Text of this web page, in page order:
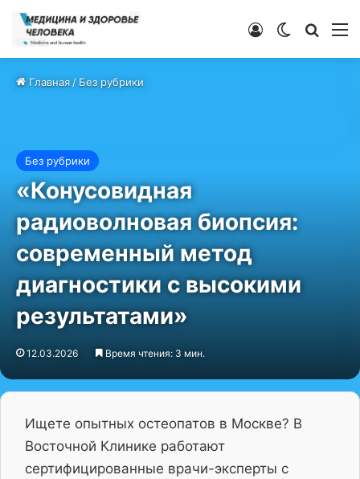
Switch skin
Войти
Главная/Без рубрики
Без рубрики
«Конусовидная
радиоволновая биопсия:
современный метод
диагностики с высокими
результатами»
12.03.2026 Время чтения: 3 мин.
Ищете опытных остеопатов в Москве? В
Восточной Клинике работают
сертифицированные врачи-эксперты с